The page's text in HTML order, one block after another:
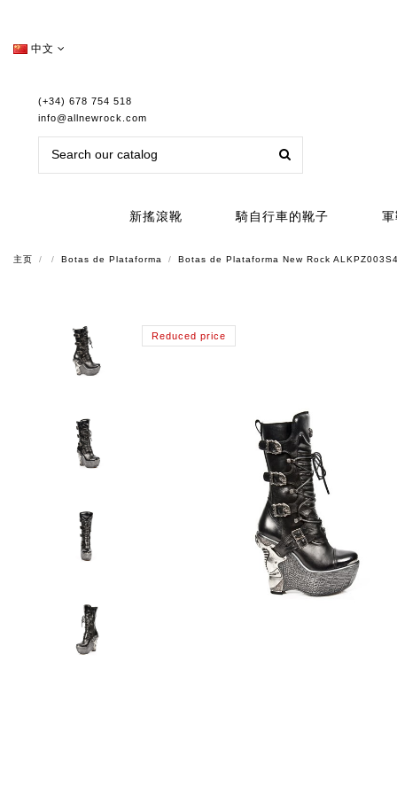
中文
(+34) 678 754 518
info@allnewrock.com
新搖滾靴 騎自行車的靴子
主页 Botas de Plataforma Botas de Plataforma New Rock
Reduced price